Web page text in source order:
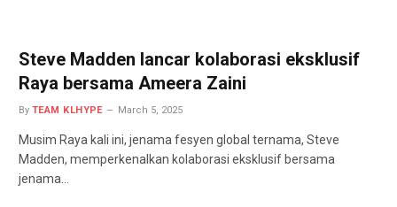
Steve Madden lancar kolaborasi eksklusif
Raya bersama Ameera Zaini
By TEAM KLHYPE March 5, 2025
Musim Raya kali ini, jenama fesyen global ternama, Steve
Madden, memperkenalkan kolaborasi eksklusif bersama
jenama…